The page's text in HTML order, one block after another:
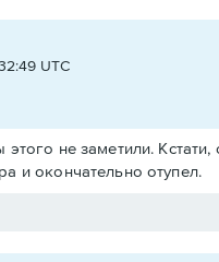
UTC
не заметили. Кстати,
и окончательно отупел.